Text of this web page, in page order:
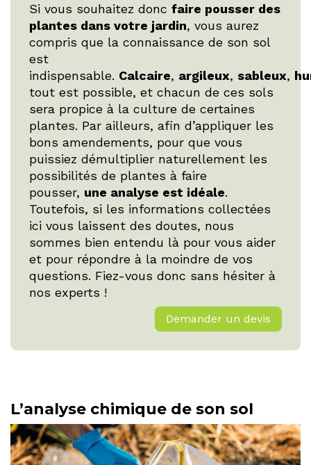
Si vous souhaitez donc faire pousser des
plantes dans votre jardin, vous aurez
compris que la connaissance de son sol
est
indispensable. Calcaire, argileux, sableux,
tout est possible, et chacun de ces sols
sera propice à la culture de certaines
plantes. Par ailleurs, afin d’appliquer les
bons amendements, pour que vous
puissiez démultiplier naturellement les
possibilités de plantes à faire
pousser, une analyse est idéale.
Toutefois, si les informations collectées
ici vous laissent des doutes, nous
sommes bien entendu là pour vous aider
et pour répondre à la moindre de vos
questions. Fiez-vous donc sans hésiter à
nos experts !
Demander un devis
L’analyse chimique de son sol